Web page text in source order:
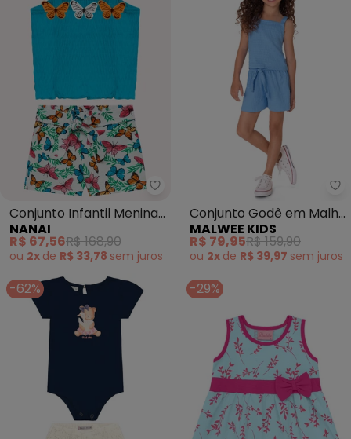
Nanai - Conjunto Infantil
Conjunto Infantil Menina
Bordado (Azul)
NANAI
R$ 67,56R$ 168,90
ou 2x de R$ 33,78 sem juros
Conjunto Godê em Malha
Texturizada (Azul)
MALWEE KIDS
R$ 79,95R$ 159,90
ou 2x de R$ 39,97 sem juros
-62% -29%